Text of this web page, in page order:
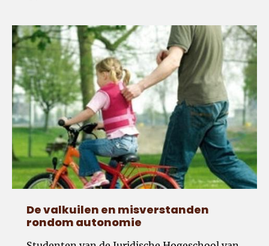
De valkuilen en misverstanden rondom autonomie
De valkuilen en misverstanden
rondom autonomie